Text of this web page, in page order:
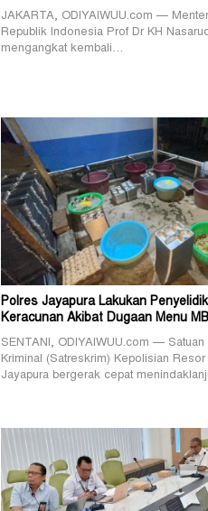
JAKARTA, ODIYAIWUU.com —
Republik Indonesia Prof Dr KH
mengangkat kembali…
Polres Jayapura Lakukan
Keracunan Akibat Dugaan Menu
SENTANI, ODIYAIWUU.com —
Kriminal (Satreskrim) Kepolisian
Jayapura bergerak cepat